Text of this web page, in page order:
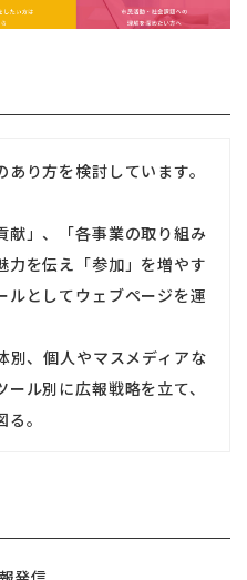
り方を検討しています。
献」、「各事業の取り組み
力を伝え「参加」を増やす
ルとしてウェブページを運
別、個人やマスメディアな
ル別に広報戦略を立て、
。